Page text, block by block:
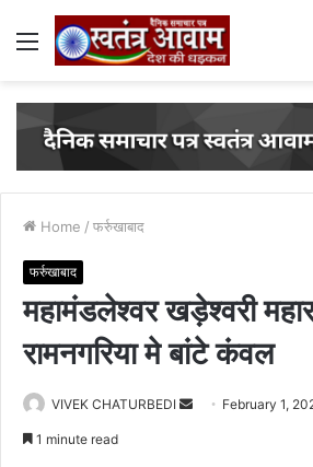
Menu
Home / फर्रुखाबाद
फर्रुखाबाद
महामंडलेश्वर खड़ेश्वरी
रामनगरिया मे बांटे कंवल
VIVEK CHATURBEDI February 1,
1 minute read